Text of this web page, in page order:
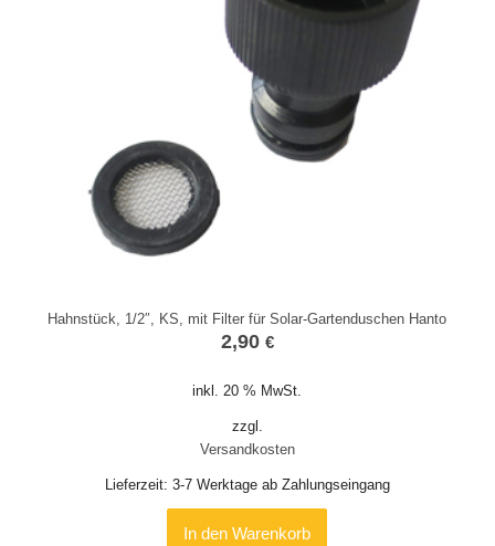
Hahnstück, 1/2″, KS, mit Filter für Solar-Gartenduschen Hanto
2,90 €
inkl. 20 % MwSt.
zzgl.
Versandkosten
Lieferzeit: 3-7 Werktage ab Zahlungseingang
In den Warenkorb